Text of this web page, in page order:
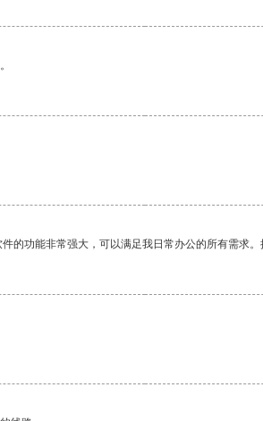
功能非常强大，可以满足我日常办公的所有需求。